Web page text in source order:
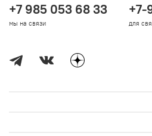
+7 985 053 68 33
мы на связи
+7-
для